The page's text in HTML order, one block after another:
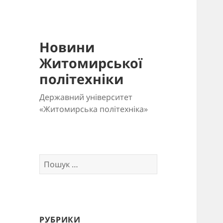
Новини
Житомирської
політехніки
Державний університет
«Житомирська політехніка»
Пошук:
РУБРИКИ